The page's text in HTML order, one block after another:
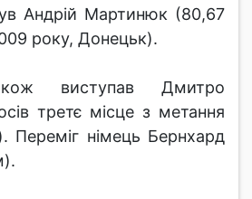
Андрій Мартинюк (80,67
року, Донецьк).
виступав Дмитро
третє місце з метання
Переміг німець Бернхард